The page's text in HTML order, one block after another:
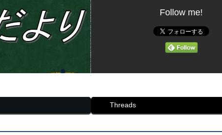
Follow me!
Threads